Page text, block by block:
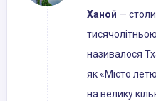
Ханой —
називалося
як «Місто
на велику